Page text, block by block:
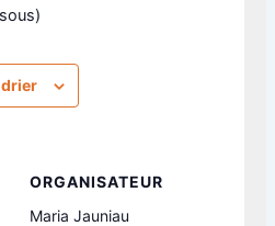
ORGANISATEUR
Maria Jauniau